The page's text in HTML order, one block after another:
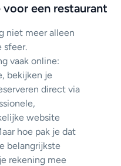
een restaurant
niet meer alleen
sfeer.
vaak online:
bekijken je
direct via
website
hoe pak je dat
belangrijkste
rekening mee